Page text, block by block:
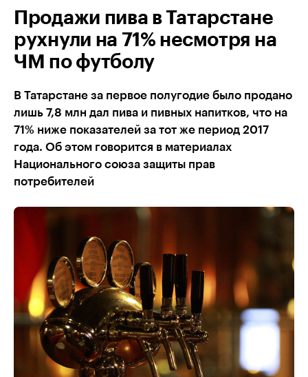
Продажи пива в Татарстане
рухнули на 71% несмотря на
ЧМ по футболу
В Татарстане за первое полугодие было продано
лишь 7,8 млн дал пива и пивных напитков, что на
71% ниже показателей за тот же период 2017
года. Об этом говорится в материалах
Национального союза защиты прав
потребителей